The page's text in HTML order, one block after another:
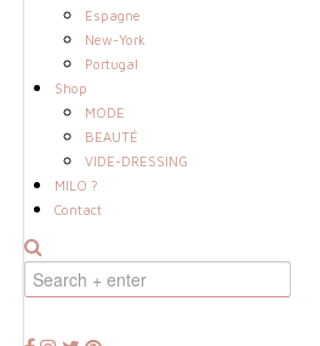
Espagne
New-York
Portugal
Shop
MODE
BEAUTÉ
VIDE-DRESSING
MILO ?
Contact